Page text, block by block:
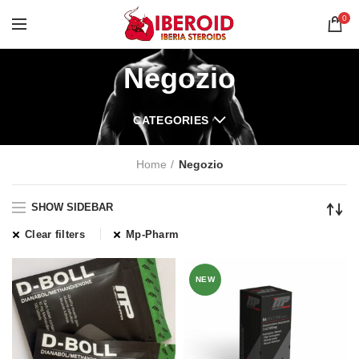
0
Negozio
CATEGORIES
Home Negozio
SHOW SIDEBAR
Clear filters Mp-Pharm
NEW